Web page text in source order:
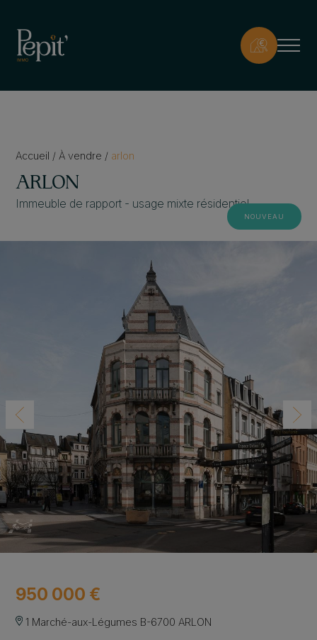
Accueil / À vendre / arlon
ARLON
Immeuble de rapport - usage mixte résidentiel
NOUVEAU
1 Marché-aux-Légumes B-6700 ARLON
950 000 €